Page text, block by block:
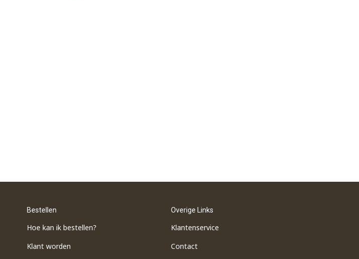
Bestellen
Hoe kan ik bestellen?
Klant worden
Overige Links
Klantenservice
Contact